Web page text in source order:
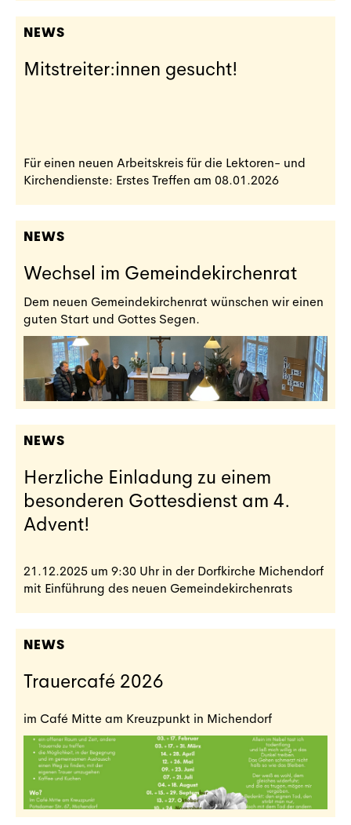
NEWS
Mitstreiter:innen gesucht!
Für einen neuen Arbeitskreis für die Lektoren- und
Kirchendienste: Erstes Treffen am 08.01.2026
NEWS
Wechsel im Gemeindekirchenrat
Dem neuen Gemeindekirchenrat wünschen wir einen
guten Start und Gottes Segen.
NEWS
Herzliche Einladung zu einem
besonderen Gottesdienst am 4.
Advent!
21.12.2025 um 9:30 Uhr in der Dorfkirche Michendorf
mit Einführung des neuen Gemeindekirchenrats
NEWS
Trauercafé 2026
im Café Mitte am Kreuzpunkt in Michendorf